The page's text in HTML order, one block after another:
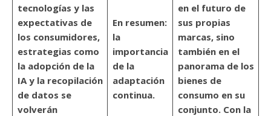
tecnologías y las
expectativas de
los consumidores,
estrategias como
la adopción de la
IA y la recopilación
de datos se
volverán
En resumen:
la
importancia
de la
adaptación
continua.
en el futuro de
sus propias
marcas, sino
también en el
panorama de los
bienes de
consumo en su
conjunto. Con la